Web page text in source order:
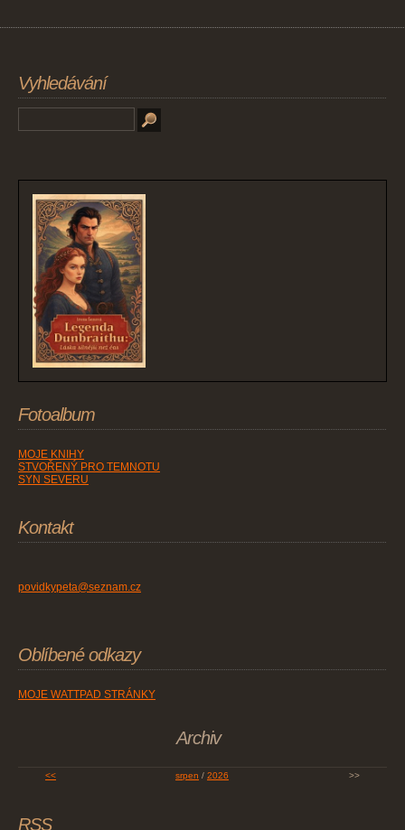
Vyhledávání
Fotoalbum
MOJE KNIHY
STVOŘENÝ PRO TEMNOTU
SYN SEVERU
Kontakt
povidkypeta@seznam.cz
Oblíbené odkazy
MOJE WATTPAD STRÁNKY
Archiv
<< srpen / 2026 >>
RSS